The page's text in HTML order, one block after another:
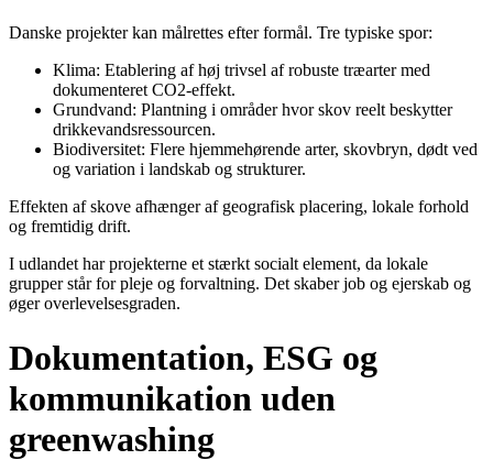
Danske projekter kan målrettes efter formål. Tre typiske spor:
Klima: Etablering af høj trivsel af robuste træarter med
dokumenteret CO2-effekt.
Grundvand: Plantning i områder hvor skov reelt beskytter
drikkevandsressourcen.
Biodiversitet: Flere hjemmehørende arter, skovbryn, dødt ved
og variation i landskab og strukturer.
Effekten af skove afhænger af geografisk placering, lokale forhold
og fremtidig drift.
I udlandet har projekterne et stærkt socialt element, da lokale
grupper står for pleje og forvaltning. Det skaber job og ejerskab og
øger overlevelsesgraden.
Dokumentation, ESG og
kommunikation uden
greenwashing